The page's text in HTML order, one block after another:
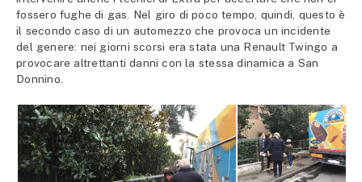
fossero fughe di gas. Nel giro di poco tempo, quindi, questo è
il secondo caso di un automezzo che provoca un incidente
del genere: nei giorni scorsi era stata una Renault Twingo a
provocare altrettanti danni con la stessa dinamica a San
Donnino.